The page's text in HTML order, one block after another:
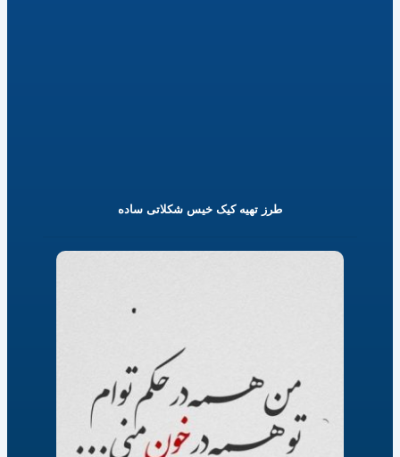
طرز تهیه کیک خیس شکلاتی ساده